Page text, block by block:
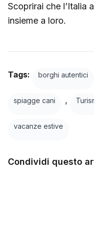
Scoprirai che
insieme a loro.
Tags: borghi autentici
spiagge cani ,
vacanze estive
Condividi questo